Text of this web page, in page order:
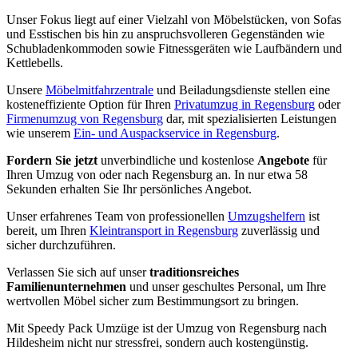
Unser Fokus liegt auf einer Vielzahl von Möbelstücken, von Sofas
und Esstischen bis hin zu anspruchsvolleren Gegenständen wie
Schubladenkommoden sowie Fitnessgeräten wie Laufbändern und
Kettlebells.
Unsere Möbelmitfahrzentrale und Beiladungsdienste stellen eine
kosteneffiziente Option für Ihren Privatumzug in Regensburg oder
Firmenumzug von Regensburg dar, mit spezialisierten Leistungen
wie unserem Ein- und Auspackservice in Regensburg.
Fordern Sie jetzt unverbindliche und kostenlose Angebote für
Ihren Umzug von oder nach Regensburg an. In nur etwa 58
Sekunden erhalten Sie Ihr persönliches Angebot.
Unser erfahrenes Team von professionellen Umzugshelfern ist
bereit, um Ihren Kleintransport in Regensburg zuverlässig und
sicher durchzuführen.
Verlassen Sie sich auf unsertraditionsreiches
Familienunternehmen und unser geschultes Personal, um Ihre
wertvollen Möbel sicher zum Bestimmungsort zu bringen.
Mit Speedy Pack Umzüge ist der Umzug von Regensburg nach
Hildesheim nicht nur stressfrei, sondern auch kostengünstig.